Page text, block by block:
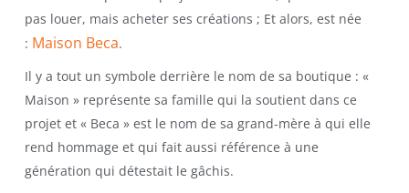
pas louer, mais acheter ses créations ; Et alors, est née
: Maison Beca.
Il y a tout un symbole derrière le nom de sa boutique : «
Maison » représente sa famille qui la soutient dans ce
projet et « Beca » est le nom de sa grand-mère à qui elle
rend hommage et qui fait aussi référence à une
génération qui détestait le gâchis.